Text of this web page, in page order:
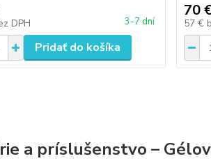
DPH 3-7 dní
Pridať do košíka
70
57 €
a príslušenstvo –